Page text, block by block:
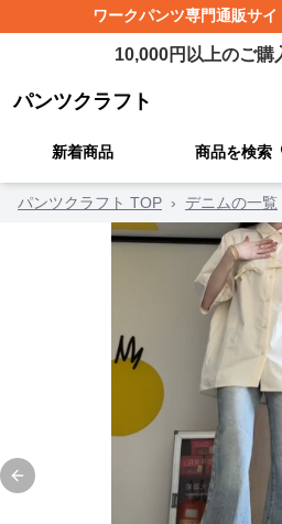
ワークパンツ専門通販サイ
10,000円以上のご購
パンツクラフト
新着商品 商品を検索
パンツクラフト TOP › デニムの一覧
Previous slide